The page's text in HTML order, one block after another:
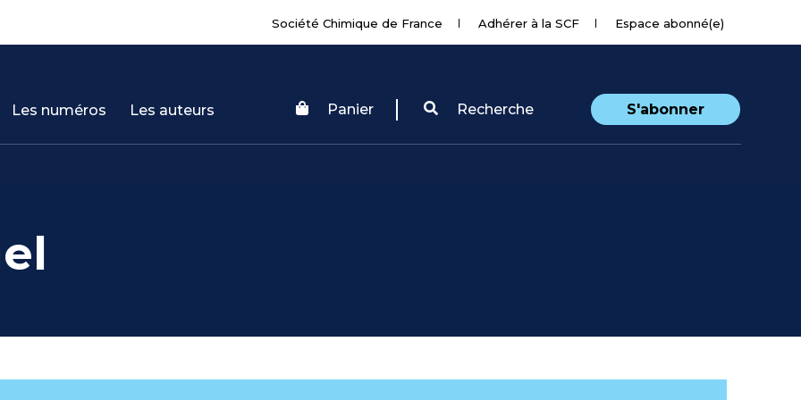
Société Chimique de France Adhérer à la SCF Espace abonné(e)
Les numéros Les auteurs Panier Recherche S'abonner